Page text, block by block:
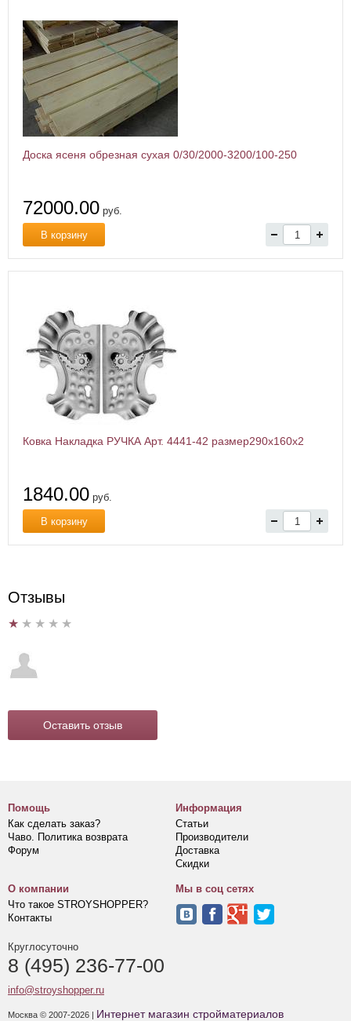
Доска ясеня обрезная сухая 0/30/2000-3200/100-250
72000.00 руб.
В корзину
Ковка Накладка РУЧКА Арт. 4441-42 размер290х160х2
1840.00 руб.
В корзину
Отзывы
Оставить отзыв
Помощь
Как сделать заказ?
Чаво. Политика возврата
Форум
Информация
Статьи
Производители
Доставка
Скидки
О компании
Что такое STROYSHOPPER?
Контакты
Мы в соц сетях
Круглосуточно
8 (495) 236-77-00
info@stroyshopper.ru
Москва © 2007-2026 | Интернет магазин стройматериалов